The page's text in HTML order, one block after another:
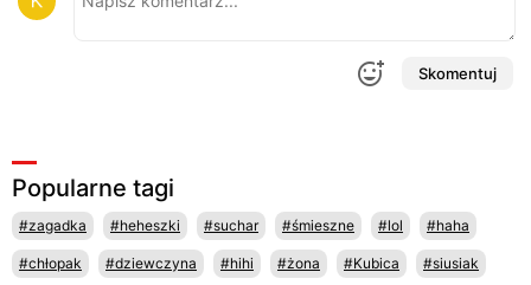
Skomentuj
Popularne tagi
#zagadka #heheszki #suchar #śmieszne #lol #haha
#chłopak #dziewczyna #hihi #żona #Kubica #siusiak